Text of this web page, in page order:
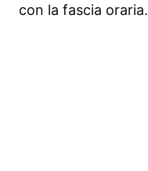
con la fascia oraria.